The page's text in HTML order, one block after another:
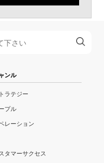
ンル
ラテジー
プル
レーション
タマーサクセス